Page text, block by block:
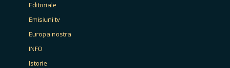
Editoriale
Emisiuni tv
Europa nostra
INFO
Istorie